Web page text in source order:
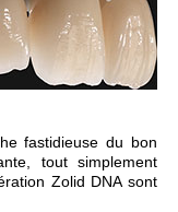
fastidieuse du bon
tout simplement
Zolid DNA sont